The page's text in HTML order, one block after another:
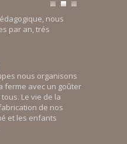
nous
par an, trés
nous organisons
ferme avec un goûter
Le vie de la
de nos
et les enfants